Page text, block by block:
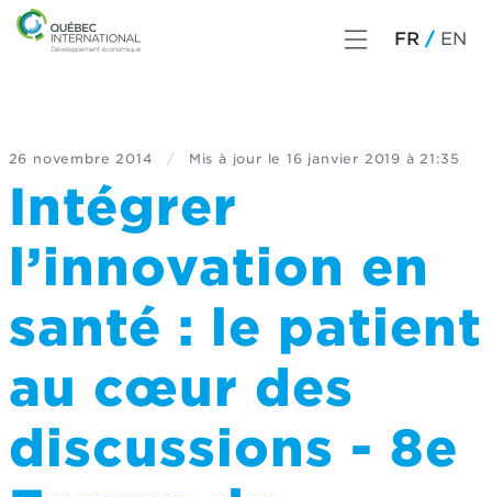
FR EN
26 novembre 2014 / Mis à jour le 16 janvier 2019 à 21:35
Intégrer
l’innovation en
santé : le patient
au cœur des
discussions - 8e